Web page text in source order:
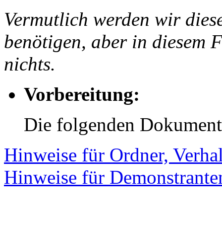
Vermutlich werden wir
benötigen, aber in diesem
nichts.
Vorbereitung:
Die folgenden
Hinweise für Ordner,
Hinweise für